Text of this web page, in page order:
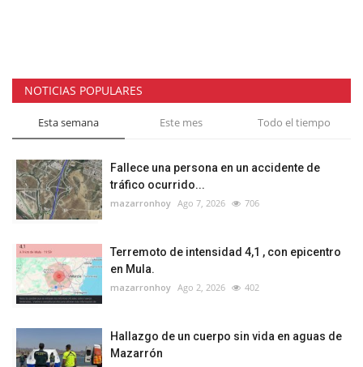
NOTICIAS POPULARES
Esta semana Este mes Todo el tiempo
Fallece una persona en un accidente de
tráfico ocurrido...
mazarronhoy Ago 7, 2026 706
Terremoto de intensidad 4,1 , con epicentro
en Mula.
mazarronhoy Ago 2, 2026 402
Hallazgo de un cuerpo sin vida en aguas de
Mazarrón